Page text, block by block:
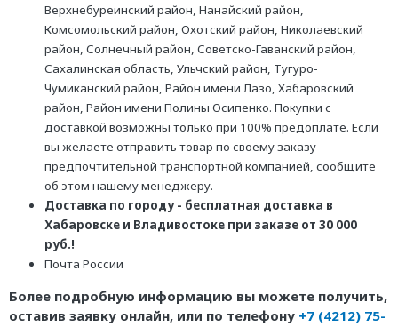
Верхнебуреинский район, Нанайский район,
Комсомольский район, Охотский район, Николаевский
район, Солнечный район, Советско-Гаванский район,
Сахалинская область, Ульчский район, Тугуро-
Чумиканский район, Район имени Лазо, Хабаровский
район, Район имени Полины Осипенко. Покупки с
доставкой возможны только при 100% предоплате. Если
вы желаете отправить товар по своему заказу
предпочтительной транспортной компанией, сообщите
об этом нашему менеджеру.
Доставка по городу - бесплатная доставка в
Хабаровске и Владивостоке при заказе от 30 000
руб.!
Почта России
Более подробную информацию вы можете получить,
оставив заявку онлайн, или по телефону +7 (4212) 75-